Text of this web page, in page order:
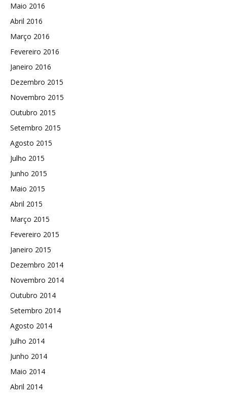
Maio 2016
Abril 2016
Março 2016
Fevereiro 2016
Janeiro 2016
Dezembro 2015
Novembro 2015
Outubro 2015
Setembro 2015
Agosto 2015
Julho 2015
Junho 2015
Maio 2015
Abril 2015
Março 2015
Fevereiro 2015
Janeiro 2015
Dezembro 2014
Novembro 2014
Outubro 2014
Setembro 2014
Agosto 2014
Julho 2014
Junho 2014
Maio 2014
Abril 2014